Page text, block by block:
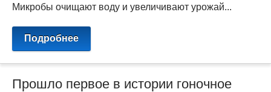
Микробы очищают воду и увеличивают урожай...
Подробнее
Прошло первое в истории гоночное